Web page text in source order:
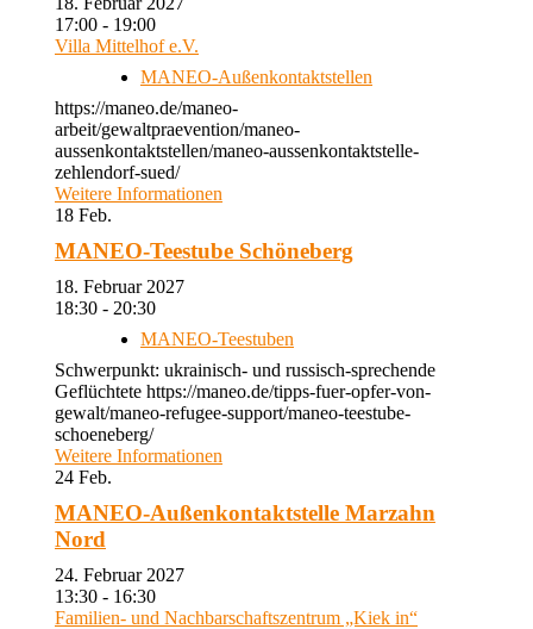
17:00 - 19:00
Villa Mittelhof e.V.
MANEO-Außenkontaktstellen
https://maneo.de/maneo-
arbeit/gewaltpraevention/maneo-
aussenkontaktstellen/maneo-aussenkontaktstelle-
zehlendorf-sued/
Weitere Informationen
18 Feb.
MANEO-Teestube Schöneberg
18. Februar 2027
18:30 - 20:30
MANEO-Teestuben
Schwerpunkt: ukrainisch- und russisch-sprechende
Geflüchtete https://maneo.de/tipps-fuer-opfer-von-
gewalt/maneo-refugee-support/maneo-teestube-
schoeneberg/
Weitere Informationen
24 Feb.
MANEO-Außenkontaktstelle Marzahn
Nord
24. Februar 2027
13:30 - 16:30
Familien- und Nachbarschaftszentrum „Kiek in“